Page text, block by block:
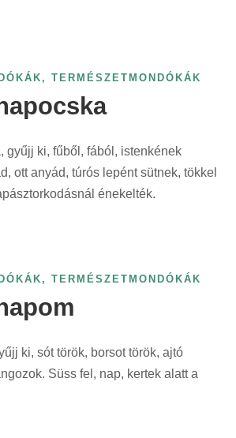
, TERMÉSZETMONDÓKÁK
gyűjj ki, fűből, fából, istenkének
ott anyád, túrós lepént sütnek, tökkel
énekelték.
, TERMÉSZETMONDÓKÁK
ki, sót török, borsot török, ajtó
Süss fel, nap, kertek alatt a